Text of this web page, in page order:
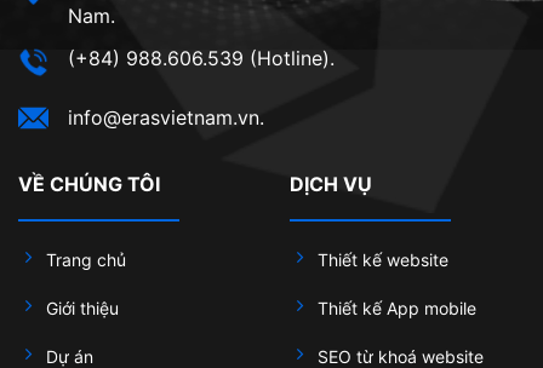
Nam.
(+84) 988.606.539 (Hotline).
info@erasvietnam.vn.
VỀ CHÚNG TÔI
Trang chủ
Giới thiệu
Dự án
DỊCH VỤ
Thiết kế website
Thiết kế App mobile
SEO từ khoá website